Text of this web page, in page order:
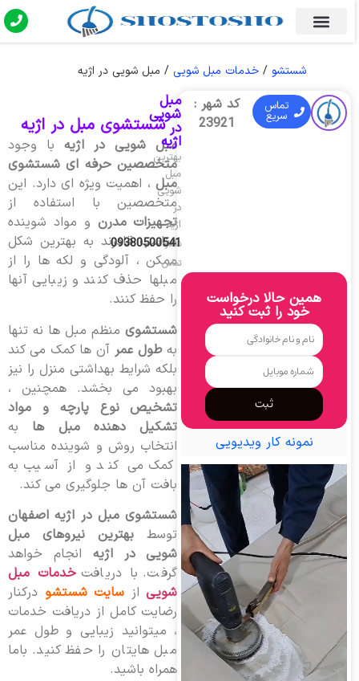
شستشو/ خدمات مبل شویی/ مبل شویی در اژیه
شستشوی مبل در اژیه
مبل شویی در اژیهبا وجود
متخصصین حرفه ای شستشوی
مبل ، اهمیت ویژه ای دارد. این
متخصصین با استفاده از
تجهیزات مدرنو مواد شوینده
مناسب قادرند به بهترین شکل
ممکن ، آلودگی و لکه ها را از
مبلها حذف کنند و زیبایی آنها
را حفظ کنند.
شستشویمنظم مبل ها نه تنها
به طول عمرآن ها کمک می کند
بلکه شرایط بهداشتی منزل را نیز
بهبود می بخشد. همچنین ،
تشخیص نوع پارچه و مواد
تشکیل دهنده مبل هابه
انتخاب روش و شوینده مناسب
کمک می کند و از آسیب به
بافت آن ها جلوگیری می کند.
شستشوی مبل در اژیه اصفهان
توسط
بهترین نیروهای مبل
شویی در اژیهانجام خواهد
گرفت. با دریافت خدمات مبل
شوییاز سایت شستشودرکنار
رضایت کامل از دریافت خدمات
، میتوانید زیبایی و طول عمر
مبل هایتان را حفظ کنید. باما
همراه باشید.
تماس
سریع
کد شهر :
23921
مبل
شویی
در
اژیه
بهترین
مبل
شویی
در
اژیه
شماره
تماس
09380500541
همین حالا درخواست
خود را ثبت کنید
ثبت
نمونه کار ویدیویی